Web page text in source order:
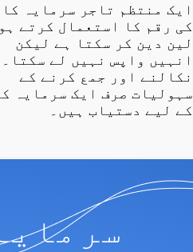
ایک منتظم تاجر سرمایہ
کی رقم کا استعمال کرتے
لین دین کر سکتا ہے لیکن
انہیں واپس نہیں لے سکتا۔
نکالنے اور جمع کرنے کے
سہولیات صرف ایک سرمایہ
کے لیے دستیاب ہیں۔